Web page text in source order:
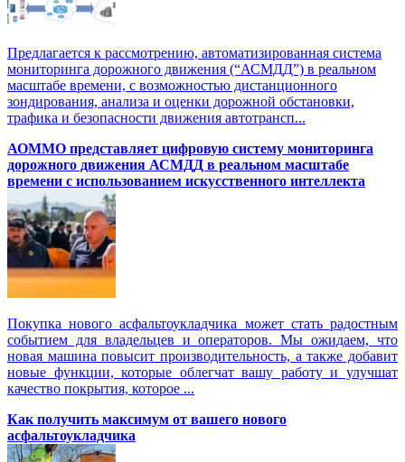
Предлагается к рассмотрению, автоматизированная система
мониторинга дорожного движения (“АСМДД”) в реальном
масштабе времени, с возможностью дистанционного
зондирования, анализа и оценки дорожной обстановки,
трафика и безопасности движения автотрансп...
АОММО представляет цифровую cистему мониторинга
дорожного движения АСМДД в реальном масштабе
времени с использованием искусственного интеллекта
Покупка нового асфальтоукладчика может стать радостным
событием для владельцев и операторов. Мы ожидаем, что
новая машина повысит производительность, а также добавит
новые функции, которые облегчат вашу работу и улучшат
качество покрытия, которое ...
Как получить максимум от вашего нового
асфальтоукладчика